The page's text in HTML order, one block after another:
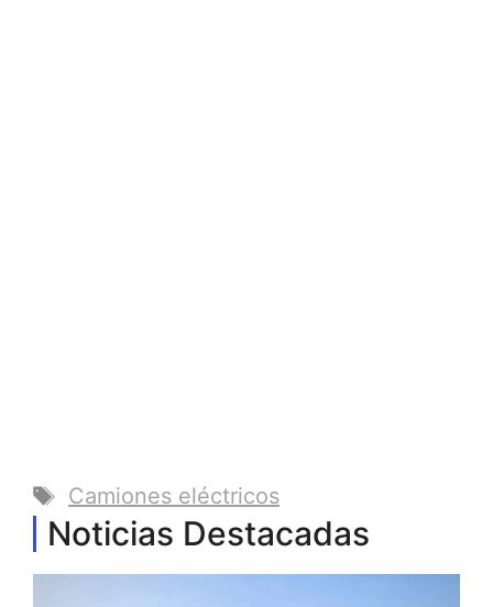
Etiquetas
Camiones eléctricos
Noticias Destacadas